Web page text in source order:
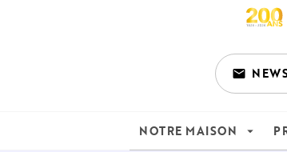
email
NOTRE MAISON arrow_drop_down